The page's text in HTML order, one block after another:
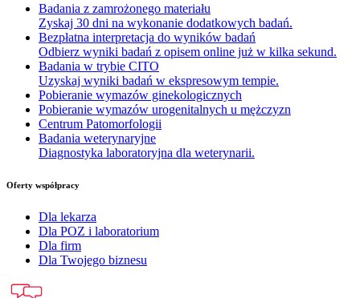
Badania z zamrożonego materiału
Zyskaj 30 dni na wykonanie dodatkowych badań.
Bezpłatna interpretacja do wyników badań
Odbierz wyniki badań z opisem online już w kilka sekund.
Badania w trybie CITO
Uzyskaj wyniki badań w ekspresowym tempie.
Pobieranie wymazów ginekologicznych
Pobieranie wymazów urogenitalnych u mężczyzn
Centrum Patomorfologii
Badania weterynaryjne
Diagnostyka laboratoryjna dla weterynarii.
Oferty współpracy
Dla lekarza
Dla POZ i laboratorium
Dla firm
Dla Twojego biznesu